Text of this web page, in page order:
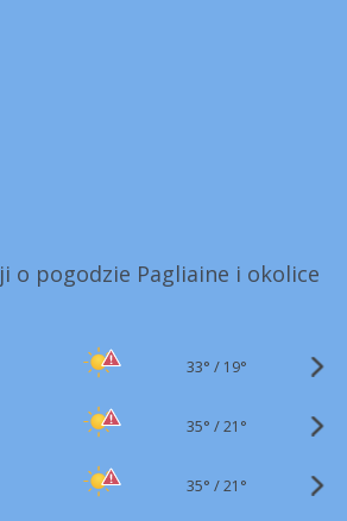
o pogodzie Pagliaine i okolice
33° / 19°
35° /21°
35° /21°